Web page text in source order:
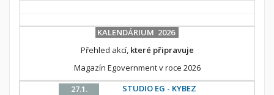
KALENDÁRIUM 2026
Přehled akcí, které připravuje
Magazín Egovernment v roce 2026
27.1.
STUDIO EG - KYBEZ